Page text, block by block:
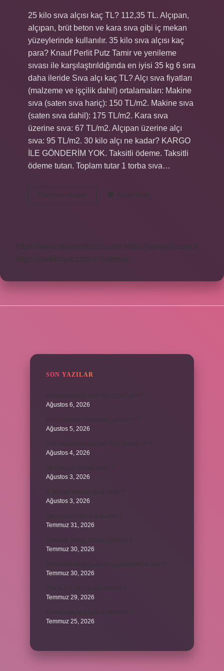
25 kilo sıva alçısı kaç TL? 112,35 TL. Alçıpan,
alçıpan, brüt beton ve kara sıva gibi iç mekan
yüzeylerinde kullanılır. 35 kilo sıva alçısı kaç
para? Knauf Perlit Putz Tamir ve yenileme
sıvası ile karşılaştırıldığında en iyisi 35 kg 6 sıra
daha ileride Sıva alçı kaç TL? Alçı sıva fiyatları
(malzeme ve işçilik dahil) ortalamaları: Makine
sıva (saten sıva hariç): 150 TL/m2. Makine sıva
(saten sıva dahil): 175 TL/m2. Kara sıva
üzerine sıva: 67 TL/m2. Alçıpan üzerine alçı
sıva: 95 TL/m2. 30 kilo alçı ne kadar? KARGO
İLE GÖNDERİM YOK. Taksitli ödeme. Taksitli
ödeme tutarı. Toplam tutar 1 torba sıva…
Devamını okuyun
Kilo
Yorum Bırak
https://www.teomanforum.com
https://vavyapi.com.tr
https://parkhayat.com.tr
Sitemap
SON YAZILAR
Ağustos 6, 2026
Ağustos 5, 2026
Ağustos 4, 2026
Ağustos 3, 2026
Ağustos 3, 2026
Temmuz 31, 2026
Temmuz 30, 2026
Temmuz 30, 2026
Temmuz 29, 2026
Temmuz 25, 2026